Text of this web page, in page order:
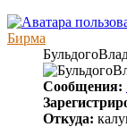
Бирма
Сообщения:
Откуда: